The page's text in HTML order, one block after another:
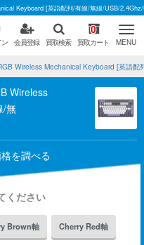
Keyboard [英語配列/有線/無線/USB/
ン 会員登録 買取検索
0
買取カート MENU
Wireless Mechanical Keyboard [英語
Wireless
/無
を調べる
ください
Brown軸 Cherry Red軸